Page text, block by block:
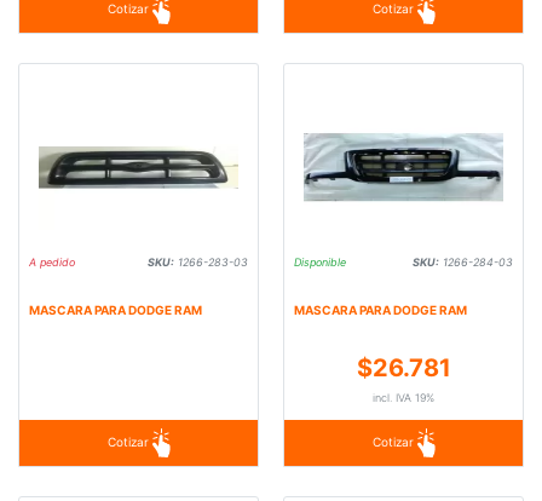
Cotizar Cotizar
A pedido SKU: 1266-283-03
MASCARA PARA DODGE RAM
Cotizar
Disponible SKU: 1266-284-03
MASCARA PARA DODGE RAM
$26.781
incl. IVA 19%
Cotizar